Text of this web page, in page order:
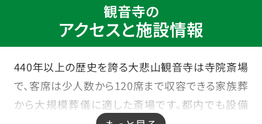
観音寺の
アクセスと施設情報
440年以上の歴史を誇る大悲山観音寺は寺院斎場
で、客席は少人数から120席まで収容できる家族葬
から大規模葬儀に適した斎場です。都内でも設備